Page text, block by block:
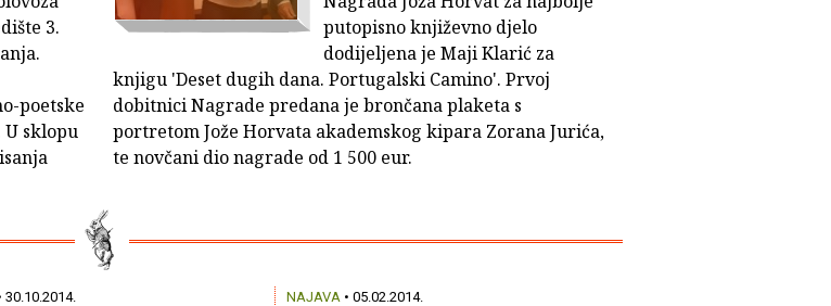
3.
poetske
sklopu
putopisno književno djelo
dodijeljena je Maji Klarić za
knjigu 'Deset dugih dana. Portugalski Camino'. Prvoj
dobitnici Nagrade predana je brončana plaketa s
portretom Jože Horvata akademskog kipara Zorana Jurića,
te novčani dio nagrade od 1 500 eur.
30.10.2014. NAJAVA• 05.02.2014.